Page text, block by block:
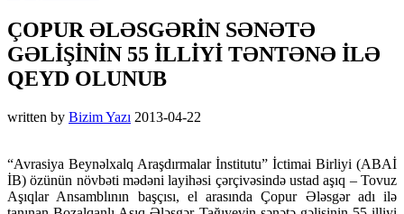
ÇOPUR ƏLƏSGƏRİN SƏNƏTƏ
GƏLİŞİNİN 55 İLLİYİ TƏNTƏNƏ İLƏ
QEYD OLUNUB
written by Bizim Yazı 2013-04-22
“Avrasiya Beynəlxalq Araşdırmalar İnstitutu” İctimai Birliyi (ABAİ
İB) özünün növbəti mədəni layihəsi çərçivəsində ustad aşıq – Tovuz
Aşıqlar Ansamblının başçısı, el arasında Çopur Ələsgər adı ilə